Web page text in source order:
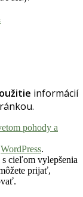
informácií
pohody a
WordPress.
cieľom vylepšenia
prijať,